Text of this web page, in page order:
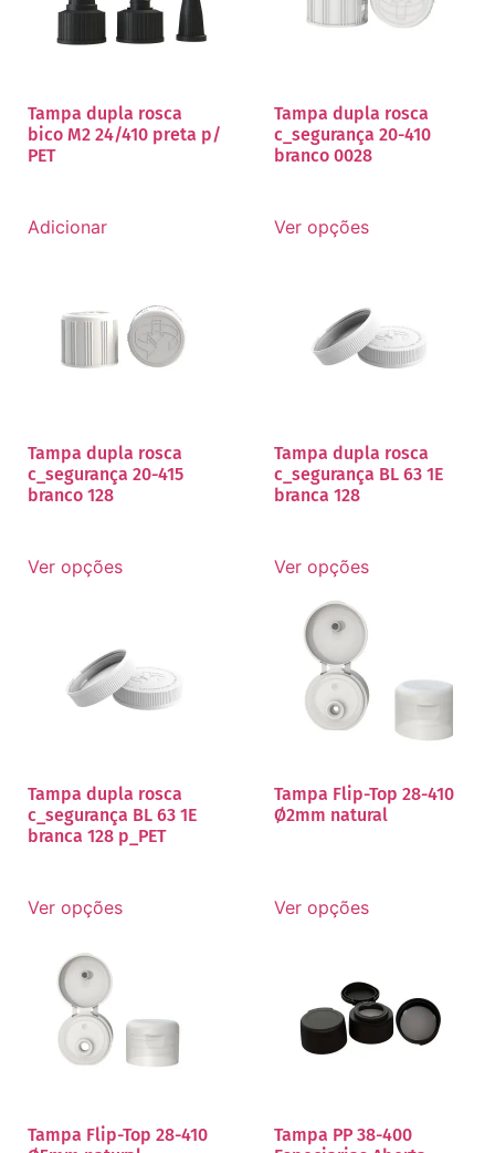
Tampa dupla rosca
bico M2 24/410 preta p/
PET
Adicionar
Tampa dupla rosca
c_segurança 20-410
branco 0028
Ver opções
Tampa dupla rosca
c_segurança 20-415
branco 128
Ver opções
Tampa dupla rosca
c_segurança BL 63 1E
branca 128
Ver opções
Tampa dupla rosca
c_segurança BL 63 1E
branca 128 p_PET
Ver opções
Tampa Flip-Top 28-410
Ø2mm natural
Ver opções
Tampa Flip-Top 28-410
Tampa PP 38-400